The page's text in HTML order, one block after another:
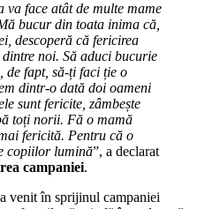
va face atât de multe mame
bucur din toata inima că,
descoperă că fericirea
noi. Să aduci bucurie
de fapt, să-ți faci ție o
dintr-o dată doi oameni
sunt fericite, zâmbește
toți norii. Fă o mamă
fericită. Pentru că o
copiilor lumină”, a declarat
campaniei.
venit în sprijinul campaniei